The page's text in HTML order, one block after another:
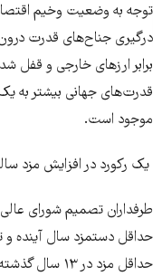
توجه به وضعیت وخیم
درگیری جناح‌های قدرت
برابر ارزهای خارجی و قفل
قدرت‌های جهانی بیشتر به
موجود است.
یک رکورد در افزایش مزد
حداقل مزد در